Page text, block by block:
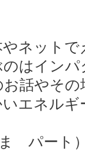
ネットで
はイン
話やそ
エネル
パート